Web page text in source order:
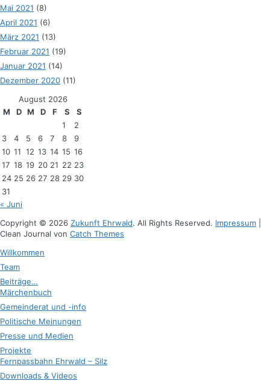
Mai 2021 (8)
April 2021 (6)
März 2021 (13)
Februar 2021 (19)
Januar 2021 (14)
Dezember 2020 (11)
August 2026
M
D M D F S
S
1
2
3
4 5 6 7 8
9
10 11 12 13 14 15 16
17 18 19 20 21 22 23
24 25 26 27 28 29 30
31
« Juni
Copyright © 2026 Zukunft Ehrwald. All Rights Reserved. Impressum
Clean Journal von Catch Themes
scrollen
Willkommen
Team
Beiträge…
Märchenbuch
Gemeinderat und -info
Politische Meinungen
Presse und Medien
Projekte
Fernpassbahn Ehrwald – Silz
Downloads & Videos